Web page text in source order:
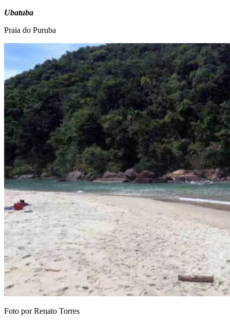
Ubatuba
Praia do Puruba
Foto por Renato Torres